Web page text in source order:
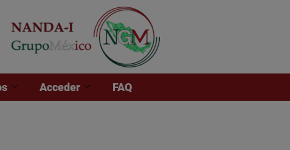
Acceder FAQ